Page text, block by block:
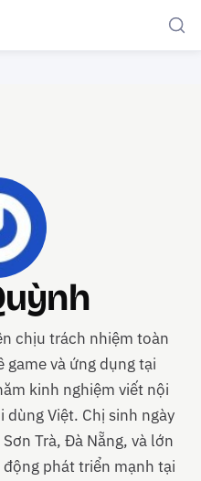
Ứng dụng miễn phí
chịu trách nhiệm toàn
game và ứng dụng tại
kinh nghiệm viết nội
Việt. Chị sinh ngày
Trà, Đà Nẵng, và lớn
phát triển mạnh tại